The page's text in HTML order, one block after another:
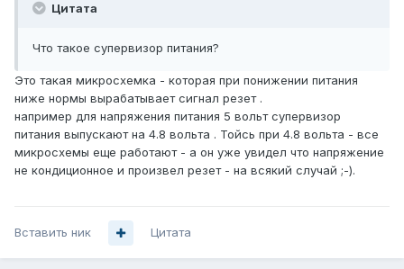
Цитата
Что такое супервизор питания?
Это такая микросхемка - которая при понижении питания
ниже нормы вырабатывает сигнал резет .
например для напряжения питания 5 вольт супервизор
питания выпускают на 4.8 вольта . Тойсь при 4.8 вольта - все
микросхемы еще работают - а он уже увидел что напряжение
не кондиционное и произвел резет - на всякий случай ;-).
Вставить ник Цитата